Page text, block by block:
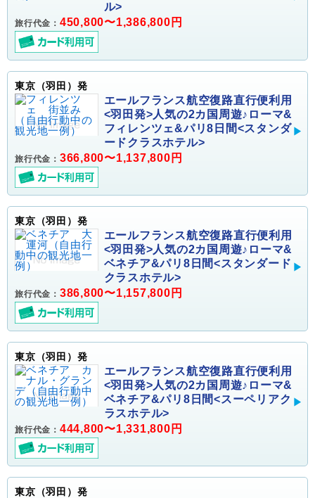
ル>
旅行代金： 450,800〜1,386,800円
東京（羽田）発
エールフランス航空復路直行便利用
<羽田発>人気の2カ国周遊♪ローマ&
フィレンツェ&パリ8日間<スタンダ
ードクラスホテル>
旅行代金： 366,800〜1,137,800円
東京（羽田）発
エールフランス航空復路直行便利用
<羽田発>人気の2カ国周遊♪ローマ&
ベネチア&パリ8日間<スタンダード
クラスホテル>
旅行代金： 386,800〜1,157,800円
東京（羽田）発
エールフランス航空復路直行便利用
<羽田発>人気の2カ国周遊♪ローマ&
ベネチア&パリ8日間<スーペリアク
ラスホテル>
旅行代金： 444,800〜1,331,800円
東京（羽田）発